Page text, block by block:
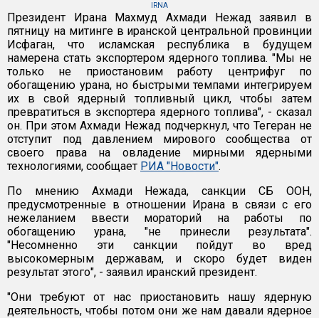
IRNA
Президент Ирана Махмуд Ахмади Нежад заявил в
пятницу на митинге в иранской центральной провинции
Исфаган, что исламская республика в будущем
намерена стать экспортером ядерного топлива. "Мы не
только не приостановим работу центрифуг по
обогащению урана, но быстрыми темпами интегрируем
их в свой ядерный топливный цикл, чтобы затем
превратиться в экспортера ядерного топлива", - сказал
он. При этом Ахмади Нежад подчеркнул, что Тегеран не
отступит под давлением мирового сообщества от
своего права на овладение мирными ядерными
технологиями, сообщает РИА "Новости".
По мнению Ахмади Нежада, санкции СБ ООН,
предусмотренные в отношении Ирана в связи с его
нежеланием ввести мораторий на работы по
обогащению урана, "не принесли результата".
"Несомненно эти санкции пойдут во вред
высокомерным державам, и скоро будет виден
результат этого", - заявил иранский президент.
"Они требуют от нас приостановить нашу ядерную
деятельность, чтобы потом они же нам давали ядерное